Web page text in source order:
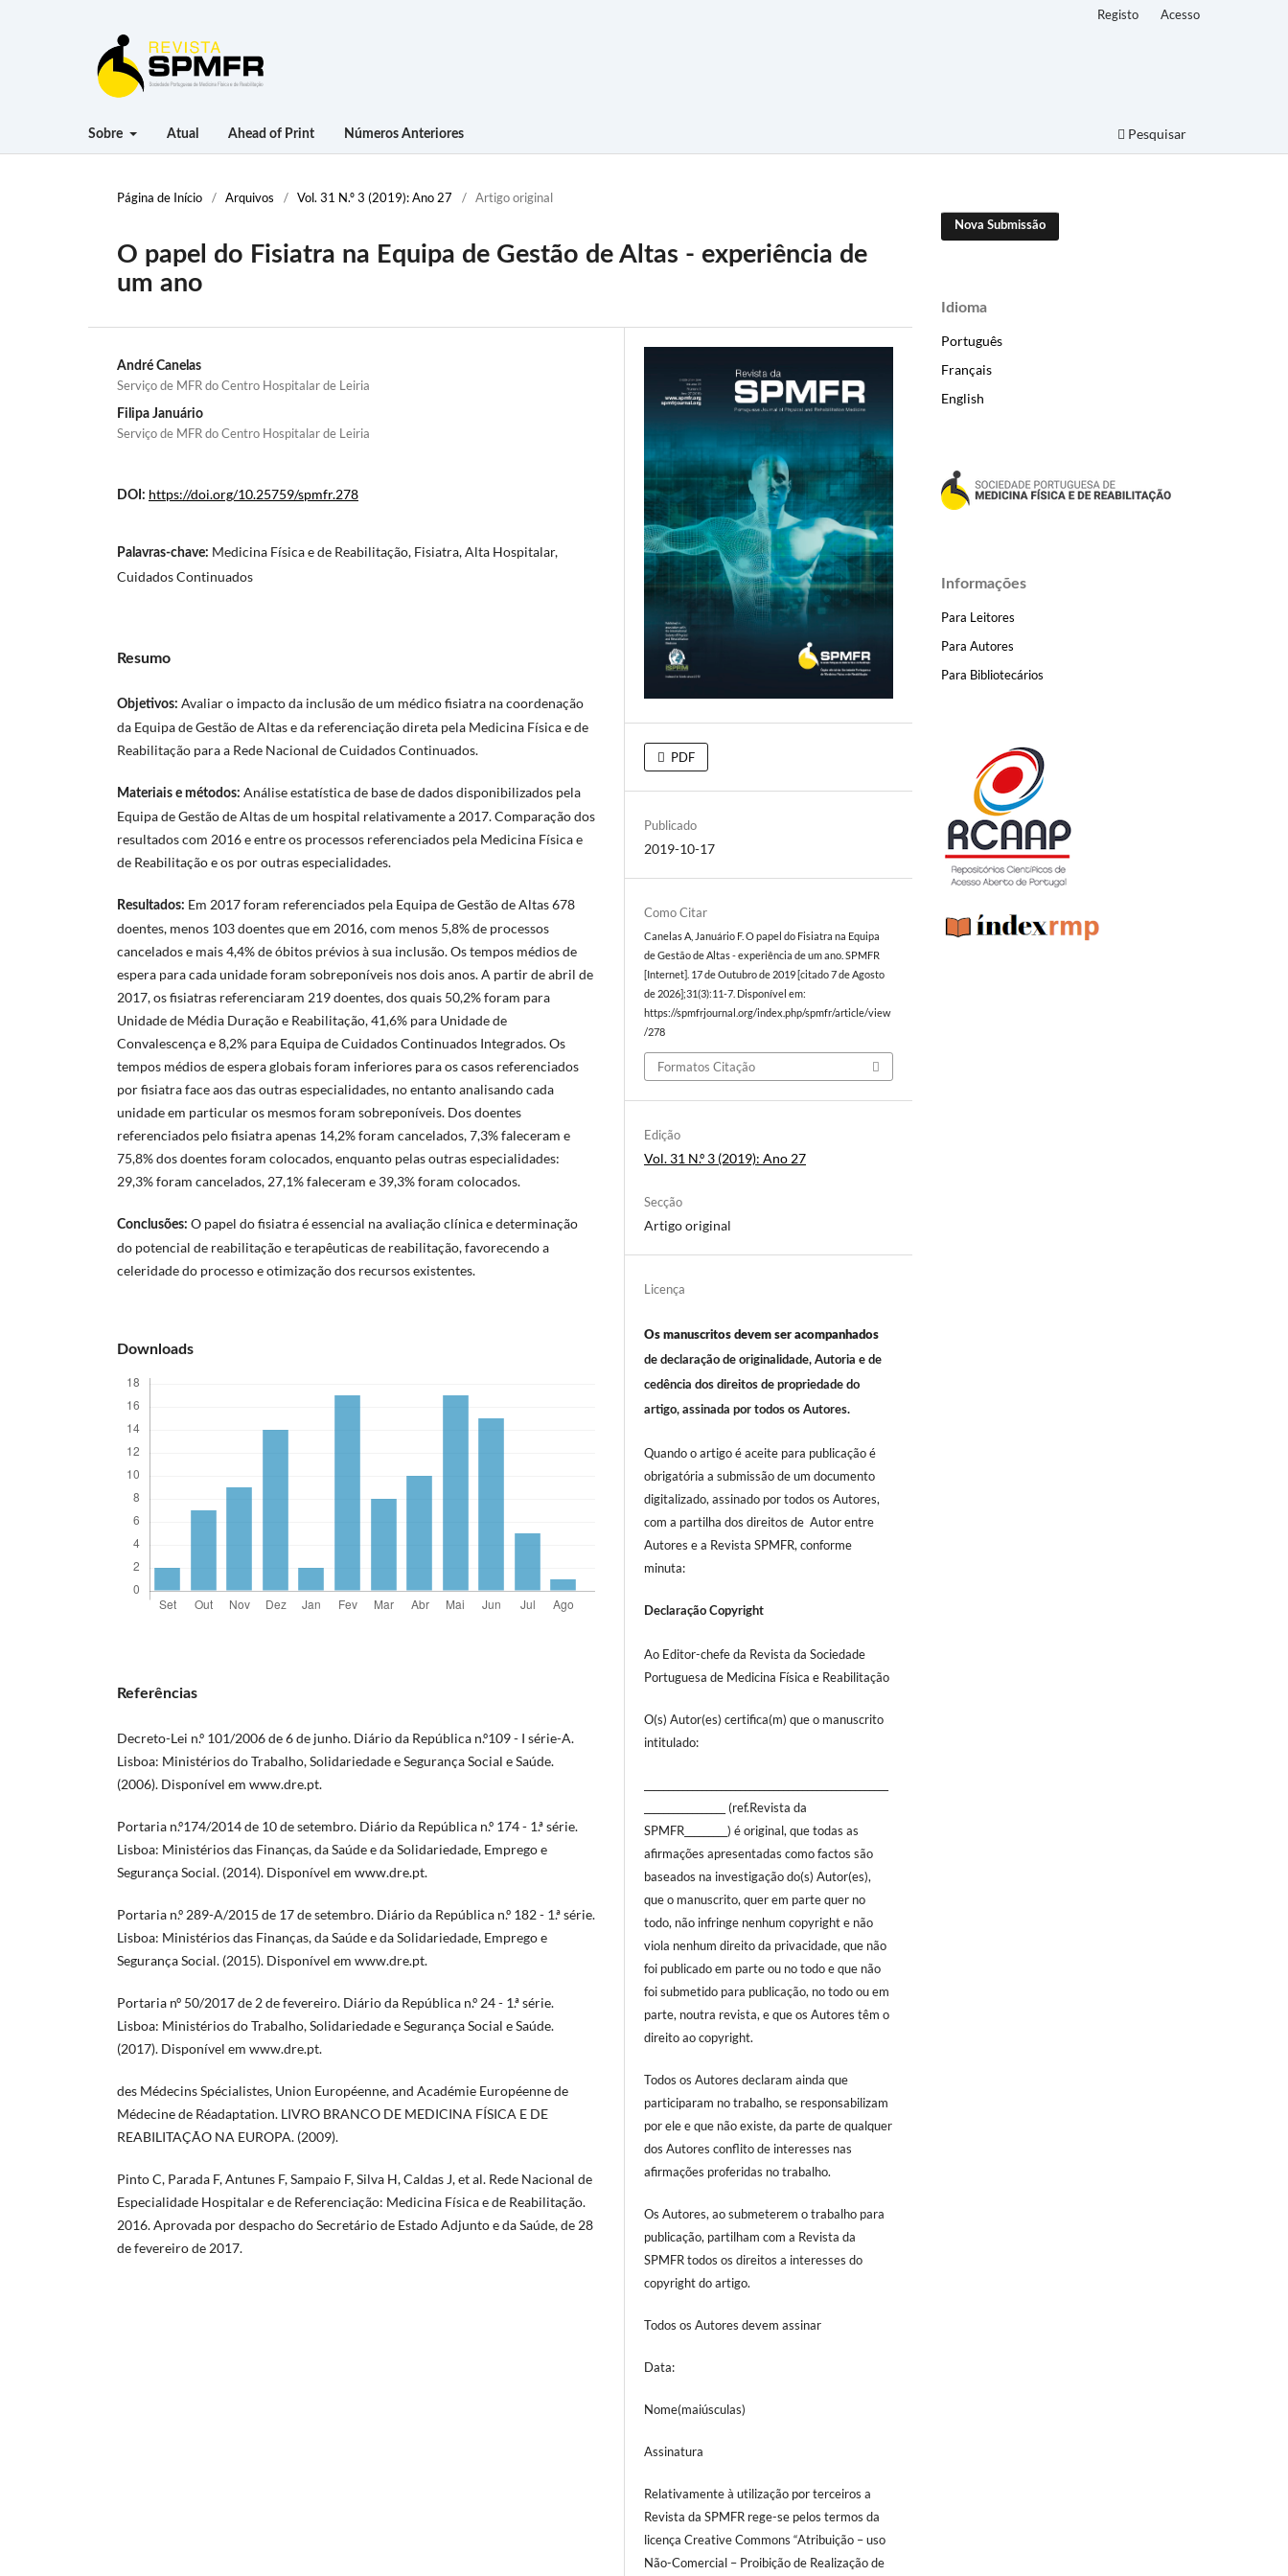
Sobre Atual Ahead of Print Números Anteriores Pesquisar
Registo Acesso
Página de Início / Arquivos / Vol. 31 N.º 3 (2019): Ano 27 / Artigo original
O papel do Fisiatra na Equipa de Gestão de Altas - experiência de
um ano
André Canelas
Serviço de MFR do Centro Hospitalar de Leiria
Filipa Januário
Serviço de MFR do Centro Hospitalar de Leiria
DOI: https://doi.org/10.25759/spmfr.278
Palavras-chave: Medicina Física e de Reabilitação, Fisiatra, Alta Hospitalar,
Cuidados Continuados
Resumo
Objetivos: Avaliar o impacto da inclusão de um médico fisiatra na coordenação
da Equipa de Gestão de Altas e da referenciação direta pela Medicina Física e de
Reabilitação para a Rede Nacional de Cuidados Continuados.
Materiais e métodos: Análise estatística de base de dados disponibilizados pela
Equipa de Gestão de Altas de um hospital relativamente a 2017. Comparação dos
resultados com 2016 e entre os processos referenciados pela Medicina Física e
de Reabilitação e os por outras especialidades.
Resultados: Em 2017 foram referenciados pela Equipa de Gestão de Altas 678
doentes, menos 103 doentes que em 2016, com menos 5,8% de processos
cancelados e mais 4,4% de óbitos prévios à sua inclusão. Os tempos médios de
espera para cada unidade foram sobreponíveis nos dois anos. A partir de abril de
2017, os fisiatras referenciaram 219 doentes, dos quais 50,2% foram para
Unidade de Média Duração e Reabilitação, 41,6% para Unidade de
Convalescença e 8,2% para Equipa de Cuidados Continuados Integrados. Os
tempos médios de espera globais foram inferiores para os casos referenciados
por fisiatra face aos das outras especialidades, no entanto analisando cada
unidade em particular os mesmos foram sobreponíveis. Dos doentes
referenciados pelo fisiatra apenas 14,2% foram cancelados, 7,3% faleceram e
75,8% dos doentes foram colocados, enquanto pelas outras especialidades:
29,3% foram cancelados, 27,1% faleceram e 39,3% foram colocados.
Conclusões: O papel do fisiatra é essencial na avaliação clínica e determinação
do potencial de reabilitação e terapêuticas de reabilitação, favorecendo a
celeridade do processo e otimização dos recursos existentes.
Downloads
Referências
Decreto-Lei n.º 101/2006 de 6 de junho. Diário da República n.º109 - I série-A.
Lisboa: Ministérios do Trabalho, Solidariedade e Segurança Social e Saúde.
(2006). Disponível em www.dre.pt.
Portaria n.º174/2014 de 10 de setembro. Diário da República n.º 174 - 1.ª série.
Lisboa: Ministérios das Finanças, da Saúde e da Solidariedade, Emprego e
Segurança Social. (2014). Disponível em www.dre.pt.
Portaria n.º 289-A/2015 de 17 de setembro. Diário da República n.º 182 - 1.ª série.
Lisboa: Ministérios das Finanças, da Saúde e da Solidariedade, Emprego e
Segurança Social. (2015). Disponível em www.dre.pt.
Portaria nº 50/2017 de 2 de fevereiro. Diário da República n.º 24 - 1.ª série.
Lisboa: Ministérios do Trabalho, Solidariedade e Segurança Social e Saúde.
(2017). Disponível em www.dre.pt.
des Médecins Spécialistes, Union Européenne, and Académie Européenne de
Médecine de Réadaptation. LIVRO BRANCO DE MEDICINA FÍSICA E DE
REABILITAÇÃO NA EUROPA. (2009).
Pinto C, Parada F, Antunes F, Sampaio F, Silva H, Caldas J, et al. Rede Nacional de
Especialidade Hospitalar e de Referenciação: Medicina Física e de Reabilitação.
2016. Aprovada por despacho do Secretário de Estado Adjunto e da Saúde, de 28
de fevereiro de 2017.
PDF
Publicado
2019-10-17
Como Citar
Canelas A, Januário F. O papel do Fisiatra na Equipa
de Gestão de Altas - experiência de um ano. SPMFR
[Internet]. 17 de Outubro de 2019 [citado 7 de Agosto
de 2026];31(3):11-7. Disponível em:
https://spmfrjournal.org/index.php/spmfr/article/view
/278
Formatos Citação
Edição
Vol. 31 N.º 3 (2019): Ano 27
Secção
Artigo original
Licença
Os manuscritos devem ser acompanhados
de declaração de originalidade, Autoria e de
cedência dos direitos de propriedade do
artigo, assinada por todos os Autores.
Quando o artigo é aceite para publicação é
obrigatória a submissão de um documento
digitalizado, assinado por todos os Autores,
com a partilha dos direitos de Autor entre
Autores e a Revista SPMFR, conforme
minuta:
Declaração Copyright
Ao Editor-chefe da Revista da Sociedade
Portuguesa de Medicina Física e Reabilitação
O(s) Autor(es) certifica(m) que o manuscrito
intitulado:
_________________ (ref.Revista da
SPMFR_________) é original, que todas as
afirmações apresentadas como factos são
baseados na investigação do(s) Autor(es),
que o manuscrito, quer em parte quer no
todo, não infringe nenhum copyright e não
viola nenhum direito da privacidade, que não
foi publicado em parte ou no todo e que não
foi submetido para publicação, no todo ou em
parte, noutra revista, e que os Autores têm o
direito ao copyright.
Todos os Autores declaram ainda que
participaram no trabalho, se responsabilizam
por ele e que não existe, da parte de qualquer
dos Autores conflito de interesses nas
afirmações proferidas no trabalho.
Os Autores, ao submeterem o trabalho para
publicação, partilham com a Revista da
SPMFR todos os direitos a interesses do
copyright do artigo.
Todos os Autores devem assinar
Data:
Nome(maiúsculas)
Assinatura
Relativamente à utilização por terceiros a
Revista da SPMFR rege-se pelos termos da
licença Creative Commons “Atribuição – uso
Não-Comercial – Proibição de Realização de
Nova Submissão
Idioma
Português
Français
English
Informações
Para Leitores
Para Autores
Para Bibliotecários